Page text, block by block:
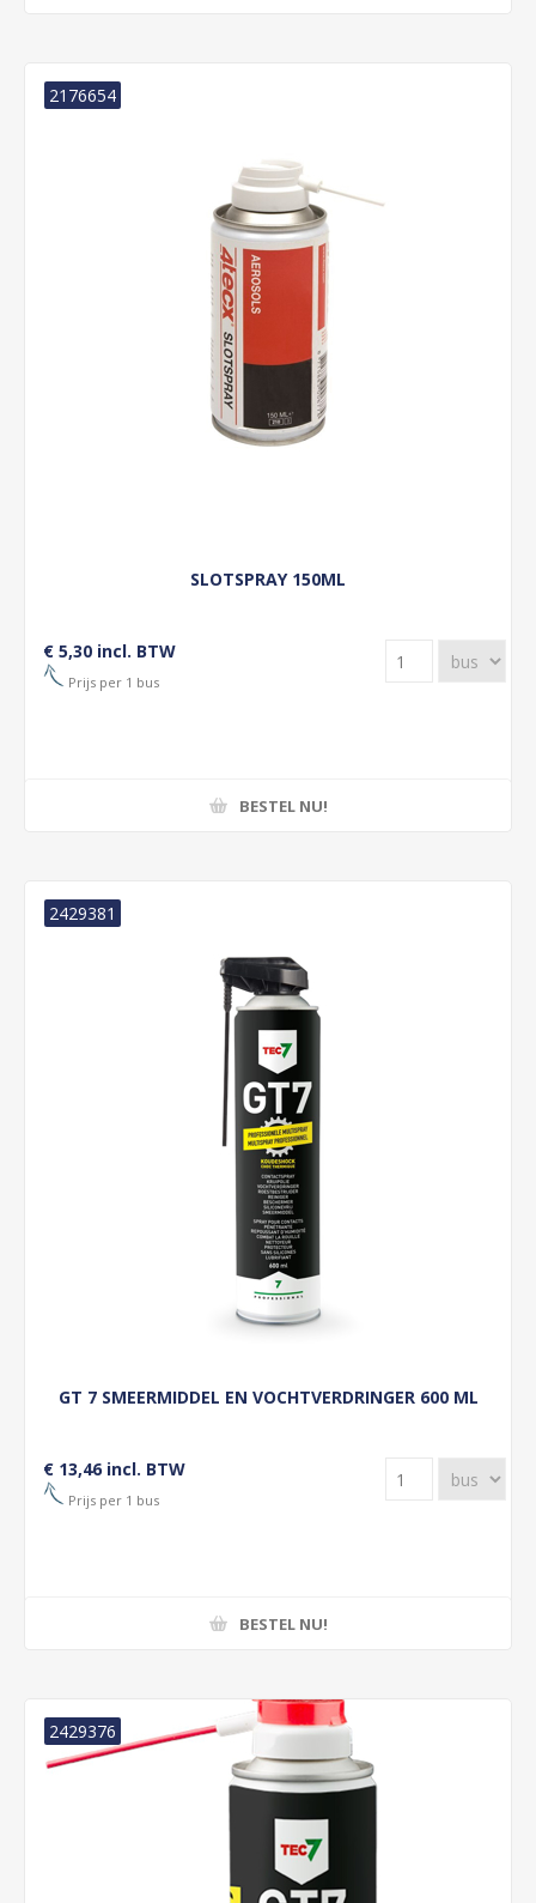
SLOTSPRAY 150ML
2176654
€ 5,30 incl. BTW
Prijs per 1 bus
BESTEL NU!
GT 7 SMEERMIDDEL EN VOCHTVERDRINGER 600 ML
2429381
€ 13,46 incl. BTW
Prijs per 1 bus
BESTEL NU!
2429376